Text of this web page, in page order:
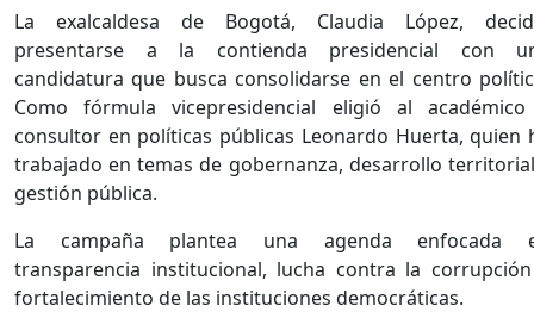
La exalcaldesa de Bogotá, Claudia López,
presentarse a la contienda presidencial con
candidatura que busca consolidarse en el centro
Como fórmula vicepresidencial eligió al
consultor en políticas públicas Leonardo Huerta, quien
trabajado en temas de gobernanza, desarrollo
gestión pública.
La campaña plantea una agenda enfocada
transparencia institucional, lucha contra la
fortalecimiento de las instituciones democráticas.